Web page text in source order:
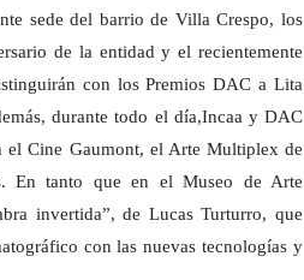
sede del barrio de Villa Crespo, los
de la entidad y el recientemente
con los Premios DAC a Lita
durante todo el día,Incaa y DAC
el Cine Gaumont, el Arte Multiplex de
En tanto que en el Museo de Arte
invertida”, de Lucas Turturro, que
con las nuevas tecnologías y